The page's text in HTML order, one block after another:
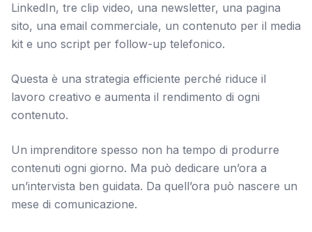
LinkedIn, tre clip video, una newsletter, una pagina
sito, una email commerciale, un contenuto per il media
kit e uno script per follow-up telefonico.
Questa è una strategia efficiente perché riduce il
lavoro creativo e aumenta il rendimento di ogni
contenuto.
Un imprenditore spesso non ha tempo di produrre
contenuti ogni giorno. Ma può dedicare un’ora a
un’intervista ben guidata. Da quell’ora può nascere un
mese di comunicazione.